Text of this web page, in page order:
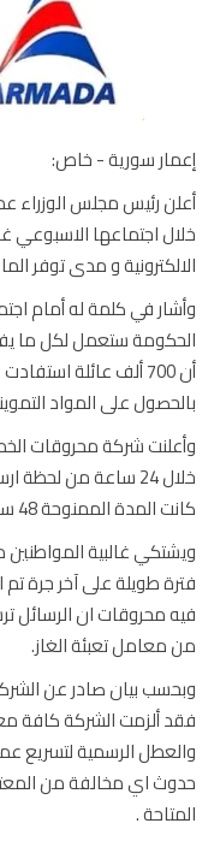
سورية - خاص:
رئيس مجلس الوزراء
اجتماعها الاسبوعي غداً
و مدى توفر المادة.
في كلمة له أمام اجتماع
ستعمل لكل ما يفيد
أن 700 ألف عائلة استفادت
على المواد التموينية
شركة محروقات الخميس
المدة الممنوحة 48 ساعة.
غالبية المواطنين من
طويلة على آخر جرة تم
محروقات ان الرسائل ترسل
تعبئة الغاز.
بيان صادر عن الشركة
ألزمت الشركة كافة
الرسمية لتسريع عملية
اي مخالفة من المعتمد
.